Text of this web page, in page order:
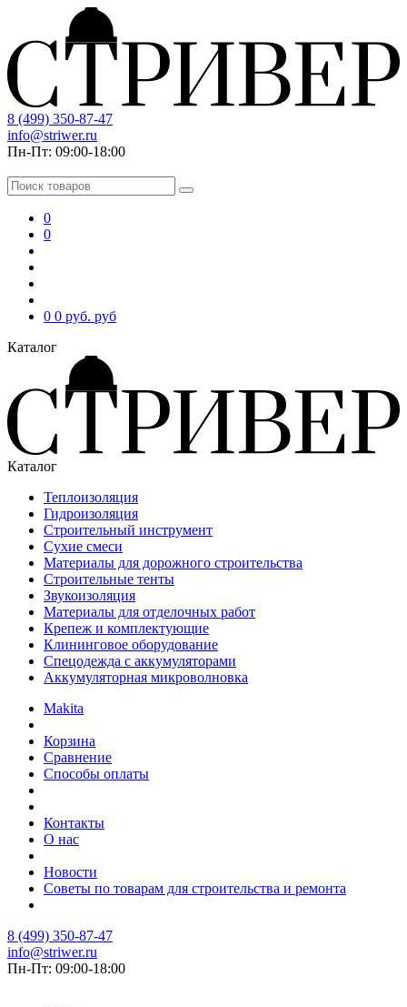
8 (499) 350-87-47
info@striwer.ru
Пн-Пт: 09:00-18:00
0
0
0 0 руб. руб
Каталог
Каталог
Теплоизоляция
Гидроизоляция
Строительный инструмент
Сухие смеси
Материалы для дорожного строительства
Строительные тенты
Звукоизоляция
Материалы для отделочных работ
Крепеж и комплектующие
Клининговое оборудование
Спецодежда с аккумуляторами
Аккумуляторная микроволновка
Makita
Корзина
Сравнение
Способы оплаты
Контакты
О нас
Новости
Советы по товарам для строительства и ремонта
8 (499) 350-87-47
info@striwer.ru
Пн-Пт: 09:00-18:00